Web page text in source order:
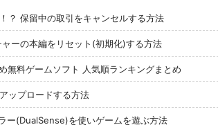
？ 保留中の取引をキャンセルする方法
ーの本編をリセット(初期化)する方法
無料ゲームソフト 人気順ランキングまとめ
ップロードする方法
ー(DualSense)を使いゲームを遊ぶ方法